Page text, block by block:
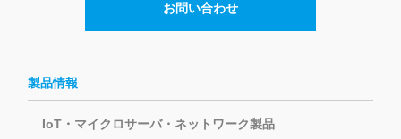
お問い合わせ
製品情報
IoT・マイクロサーバ・ネットワーク製品